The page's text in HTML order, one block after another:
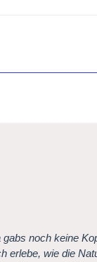
noch keine
erlebe, wie die